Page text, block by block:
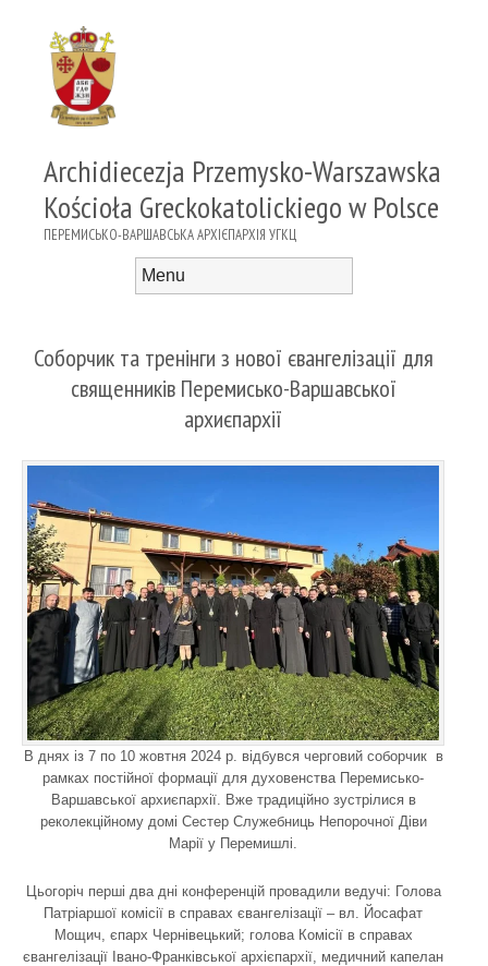
Archidiecezja Przemysko-Warszawska
Kościoła Greckokatolickiego w Polsce
ПЕРЕМИСЬКО-ВАРШАВСЬКА АРХІЄПАРХІЯ УГКЦ
Соборчик та тренінги з нової євангелізації для
священників Перемисько-Варшавської
архиєпархії
В днях із 7 по 10 жовтня 2024 р. відбувся черговий соборчик в
рамках постійної формації для духовенства Перемисько-
Варшавської архиєпархії. Вже традиційно зустрілися в
реколекційному домі Сестер Служебниць Непорочної Діви
Марії у Перемишлі.
Цьогоріч перші два дні конференцій провадили ведучі: Голова
Патріаршої комісії в справах євангелізації – вл. Йосафат
Мощич, єпарх Чернівецький; голова Комісії в справах
євангелізації Івано-Франківської архієпархії, медичний капелан